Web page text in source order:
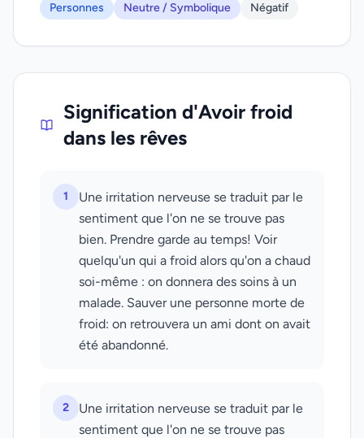
Personnes Neutre / Symbolique Négatif
Signification d'Avoir froid
dans les rêves
1
Une irritation nerveuse se traduit par le
sentiment que l'on ne se trouve pas
bien. Prendre garde au temps! Voir
quelqu'un qui a froid alors qu'on a chaud
soi-même : on donnera des soins à un
malade. Sauver une personne morte de
froid: on retrouvera un ami dont on avait
été abandonné.
2
Une irritation nerveuse se traduit par le
sentiment que l'on ne se trouve pas